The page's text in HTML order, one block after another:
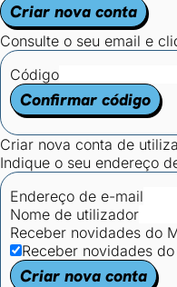
Criar nova conta
Consulte o seu email e
Código
Confirmar código
Criar nova conta de
Indique o seu endereço
Endereço de e-mail
Nome de utilizador
Receber novidades do
Receber novidades
Criar nova conta